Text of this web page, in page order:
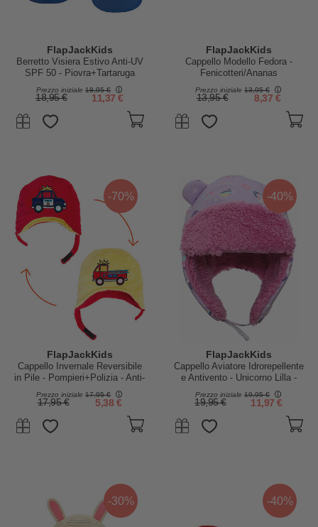
FlapJackKids
Berretto Visiera Estivo Anti-UV
SPF 50 - Piovra+Tartaruga
Marina - 100% cotone
Prezzo iniziale 18,95 €
18,95 € 11,37 €
FlapJackKids
Cappello Modello Fedora -
Fenicotteri/Ananas
Prezzo iniziale 13,95 €
13,95 € 8,37 €
-70%
FlapJackKids
Cappello Invernale Reversibile
in Pile - Pompieri+Polizia - Anti-
Prezzo iniziale 17,95 €
17,95 € 5,38 €
-40%
FlapJackKids
Cappello Aviatore Idrorepellente
e Antivento - Unicorno Lilla -
Morbido Tessuto Sherpa
Prezzo iniziale 19,95 €
19,95 € 11,97 €
-30% -40%